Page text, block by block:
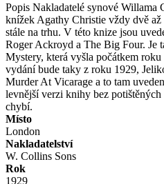
Popis Nakladatelé synové Willama
knížek Agathy Christie vždy dvě
stále na trhu. V této knize jsou
Roger Ackroyd a The Big Four. Je
Mystery, která vyšla počátkem
vydání bude taky z roku 1929,
Murder At Vicarage a to tam
levnější verzi knihy bez
chybí.
Místo
London
Nakladatelství
W. Collins Sons
Rok
1929